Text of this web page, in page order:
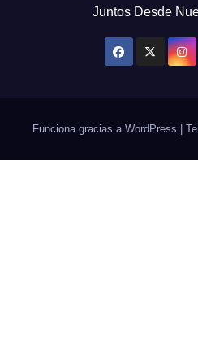
Juntos Desde
Funciona gracias a WordPress |